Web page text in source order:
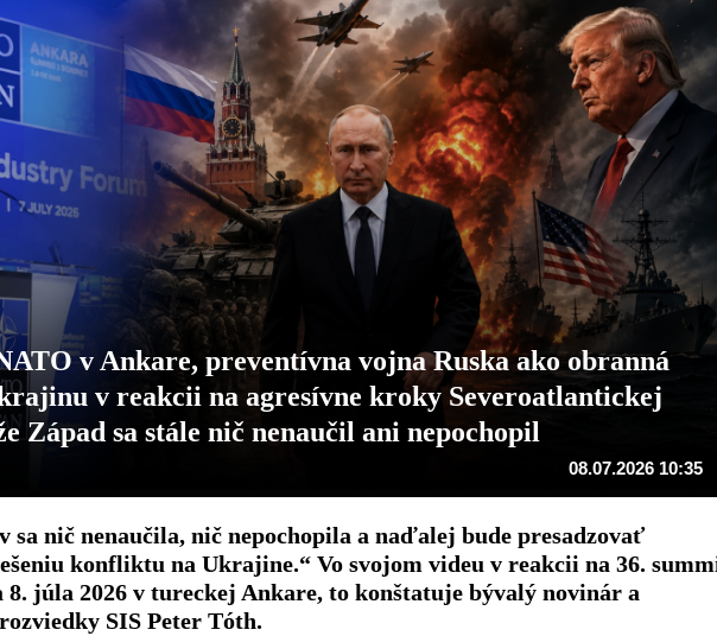
v Ankare, preventívna vojna Ruska ako obranná
v reakcii na agresívne kroky Severoatlantickej
Západ sa stále nič nenaučil ani nepochopil
08.07.2026 10:35
sa nič nenaučila, nič nepochopila a naďalej bude presadzovať
konfliktu na Ukrajine.“ Vo svojom videu v reakcii na 36.
8. júla 2026 v tureckej Ankare, to konštatuje bývalý novinár a
SIS Peter Tóth.